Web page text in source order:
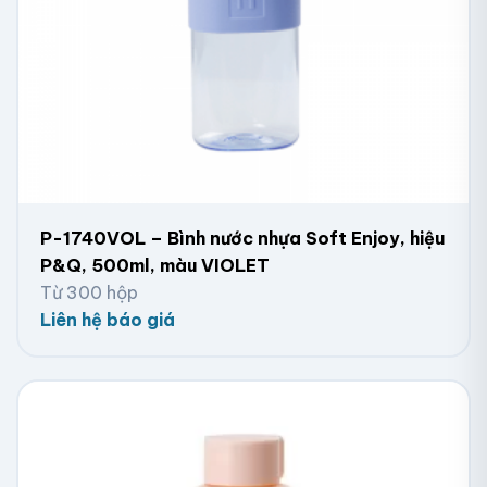
P-1740VOL – Bình nước nhựa Soft Enjoy, hiệu
P&Q, 500ml, màu VIOLET
Từ 300 hộp
Liên hệ báo giá